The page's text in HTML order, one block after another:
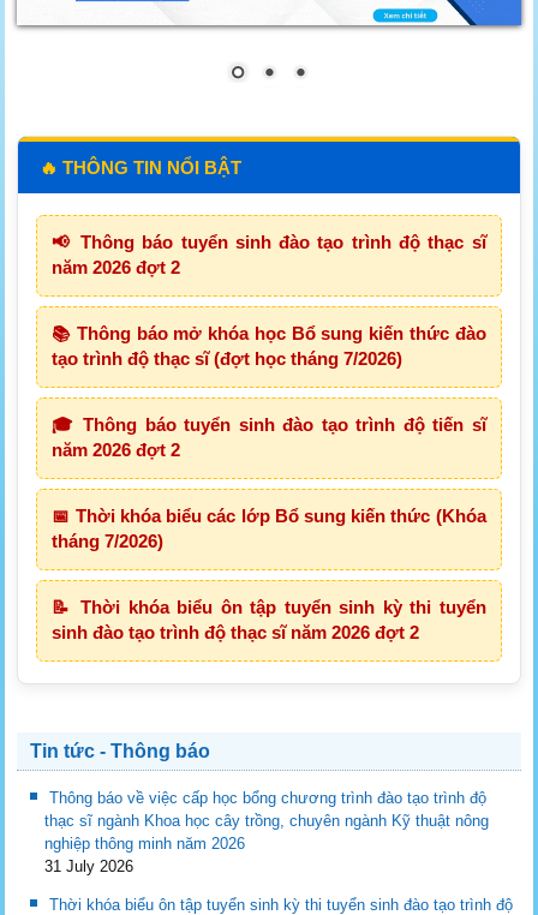
🔥 THÔNG TIN NỔI BẬT
📢 Thông báo tuyển sinh đào tạo trình độ thạc sĩ
năm 2026 đợt 2
📚 Thông báo mở khóa học Bổ sung kiến thức đào
tạo trình độ thạc sĩ (đợt học tháng 7/2026)
🎓 Thông báo tuyển sinh đào tạo trình độ tiến sĩ
năm 2026 đợt 2
📅 Thời khóa biểu các lớp Bổ sung kiến thức (Khóa
tháng 7/2026)
📝 Thời khóa biểu ôn tập tuyển sinh kỳ thi tuyển
sinh đào tạo trình độ thạc sĩ năm 2026 đợt 2
Tin tức - Thông báo
Thông báo về việc cấp học bổng chương trình đào tạo trình độ
thạc sĩ ngành Khoa học cây trồng, chuyên ngành Kỹ thuật nông
nghiệp thông minh năm 2026
31 July 2026
Thời khóa biểu ôn tập tuyển sinh kỳ thi tuyển sinh đào tạo trình độ